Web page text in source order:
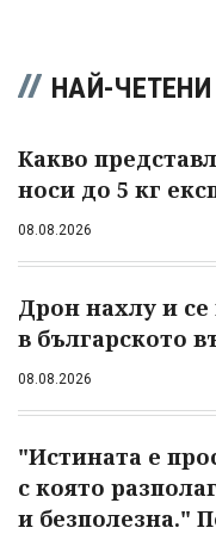
НАЙ-ЧЕТЕНИ
Какво
носи до 5 кг
08.08.2026
Дрон нахлу и се
в българското
08.08.2026
"Истината е
с която
и безполезна."